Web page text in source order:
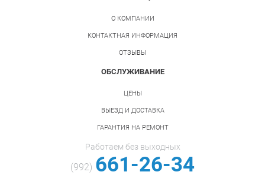
О КОМПАНИИ
КОНТАКТНАЯ ИНФОРМАЦИЯ
ОТЗЫВЫ
ОБСЛУЖИВАНИЕ
ЦЕНЫ
ВЫЕЗД И ДОСТАВКА
ГАРАНТИЯ НА РЕМОНТ
Работаем без выходных
(992)661-26-34